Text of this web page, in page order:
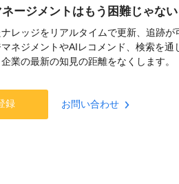
ージメントはもう困難じゃない
レッジをリアルタイムで更新、追跡が
ネジメントやAIレコメンド、検索を通
業の最新の知見の距離をなくします。
録 お問い合わせ